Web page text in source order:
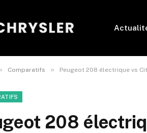
Comparatifs » Peugeot 208 électrique vs
208